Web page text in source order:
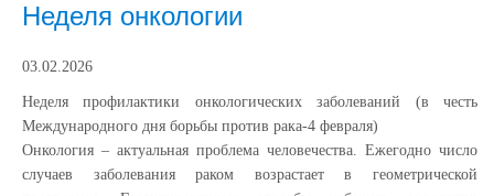
Неделя онкологии
03.02.2026
Неделя профилактики онкологических заболеваний (в честь
Международного дня борьбы против рака-4 февраля)
Онкология – актуальная проблема человечества. Ежегодно число
случаев заболевания раком возрастает в геометрической